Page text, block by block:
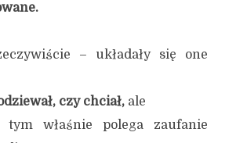
– układały się one
czy chciał, ale
właśnie polega zaufanie